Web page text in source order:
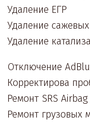
Удаление ЕГР
Удаление
Удаление
Отключение
Корректирова
Ремонт SRS Airbag
Ремонт грузовых